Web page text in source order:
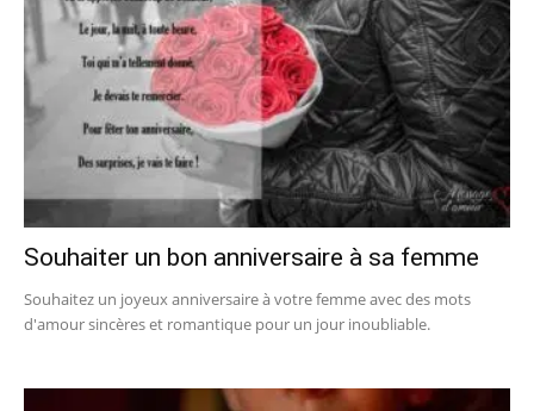
Souhaiter un bon anniversaire à sa femme
Souhaitez un joyeux anniversaire à votre femme avec des mots
d'amour sincères et romantique pour un jour inoubliable.